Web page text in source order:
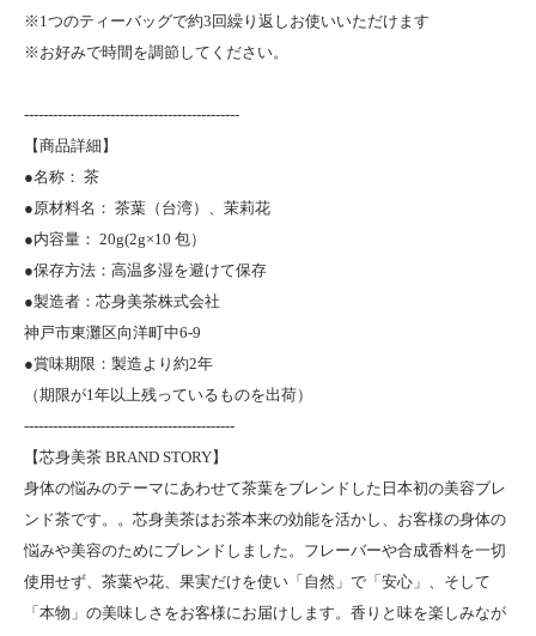
※1つのティーバッグで約3回繰り返しお使いいただけます
※お好みで時間を調節してください。
---------------------------------------------
【商品詳細】
●名称： 茶
●原材料名： 茶葉（台湾）、茉莉花
●内容量： 20g(2g×10 包）
●保存方法：高温多湿を避けて保存
●製造者：芯身美茶株式会社
神戸市東灘区向洋町中6-9
●賞味期限：製造より約2年
（期限が1年以上残っているものを出荷）
--------------------------------------------
【芯身美茶 BRAND STORY】
身体の悩みのテーマにあわせて茶葉をブレンドした日本初の美容ブレ
ンド茶です。。芯身美茶はお茶本来の効能を活かし、お客様の身体の
悩みや美容のためにブレンドしました。フレーバーや合成香料を一切
使用せず、茶葉や花、果実だけを使い「自然」で「安心」、そして
「本物」の美味しさをお客様にお届けします。香りと味を楽しみなが